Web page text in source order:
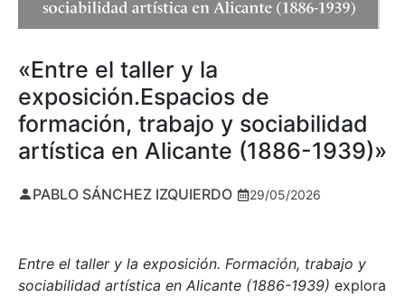
«Entre el taller y la
exposición.Espacios de
formación, trabajo y sociabilidad
artística en Alicante (1886-1939)»
PABLO SÁNCHEZ IZQUIERDO 29/05/2026
Entre el taller y la exposición. Formación, trabajo y
sociabilidad artística en Alicante (1886-1939) explora